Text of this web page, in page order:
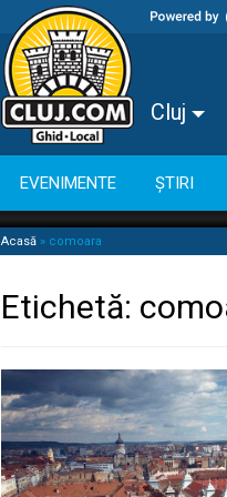
Cluj
EVENIMENTE ȘTIRI
Acasă » comoara
Etichetă: